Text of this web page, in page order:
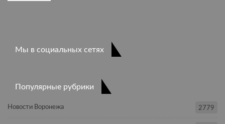
Мы в социальных сетях
Популярные рубрики
Новости Воронежа 2779